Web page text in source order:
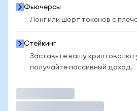
Фьючерсы
Лонг или шорт токенов с
Стейкинг
Заставьте вашу
получайте пассивный доход.